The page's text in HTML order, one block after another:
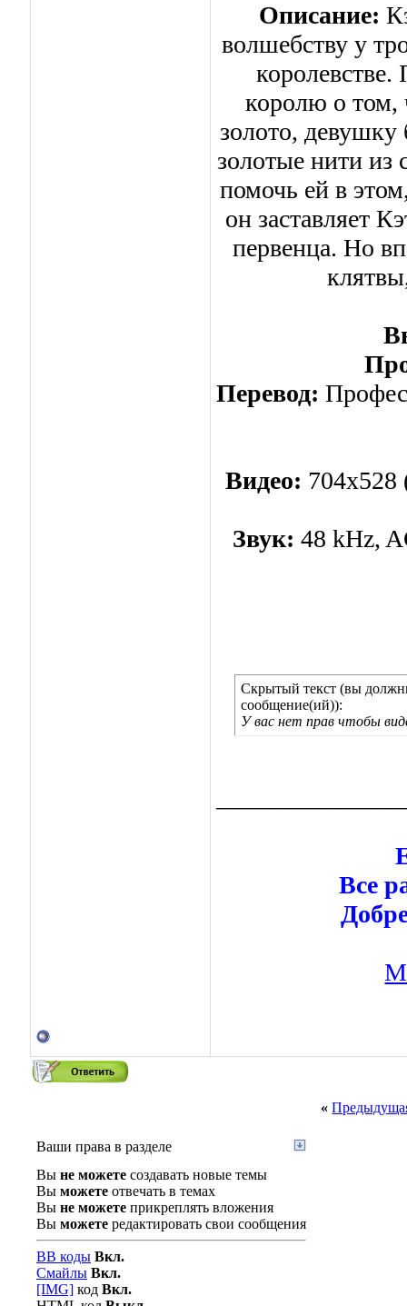
Описание:
волшебству у
королю о том,
золото,
золотые нити из
помочь ей в
он заставляет
первенца. Но
Перевод:
Видео: 704x528
Звук: 48 kHz,
Скрытый текст (вы
сообщение(ий)):
У вас нет прав чтобы
Все
«
Ваши права в разделе
Вы не можете создавать новые темы
Вы можете отвечать в темах
Вы не можете прикреплять вложения
Вы можете редактировать свои сообщения
BB коды Вкл.
Смайлы Вкл.
[IMG] код Вкл.